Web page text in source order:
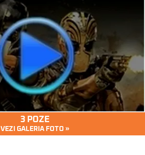
3 POZE
VEZI GALERIA FOTO »